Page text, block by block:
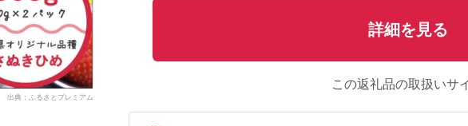
出典：ふるさとプレミアム
詳細を見る
この返礼品の取扱いサ